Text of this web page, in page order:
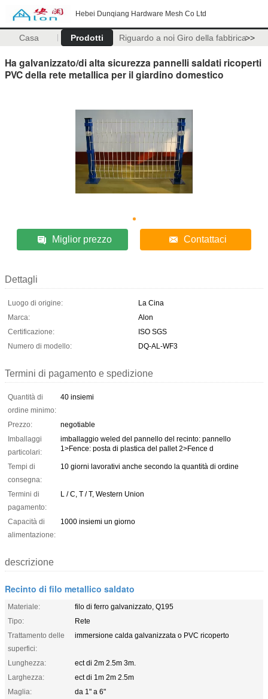
Hebei Dunqiang Hardware Mesh Co Ltd
Casa Prodotti Riguardo a noi Giro della fabbrica>>
Ha galvanizzato/di alta sicurezza pannelli saldati ricoperti
PVC della rete metallica per il giardino domestico
Miglior prezzo Contattaci
Dettagli
Luogo di origine:
La Cina
Marca:
Alon
Certificazione:
ISO SGS
Numero di modello:
DQ-AL-WF3
Termini di pagamento e spedizione
Quantità di
ordine minimo:
40 insiemi
Prezzo:
negotiable
Imballaggi
particolari:
imballaggio weled del pannello del recinto: pannello
1>Fence: posta di plastica del pallet 2>Fence d
Tempi di
consegna:
10 giorni lavorativi anche secondo la quantità di ordine
Termini di
pagamento:
L / C, T / T, Western Union
Capacità di
alimentazione:
1000 insiemi un giorno
descrizione
Recinto di filo metallico saldato
Materiale:
filo di ferro galvanizzato, Q195
Tipo:
Rete
Trattamento delle
superfici:
immersione calda galvanizzata o PVC ricoperto
Lunghezza:
ect di 2m 2.5m 3m.
Larghezza:
ect di 1m 2m 2.5m
Maglia:
da 1" a 6"